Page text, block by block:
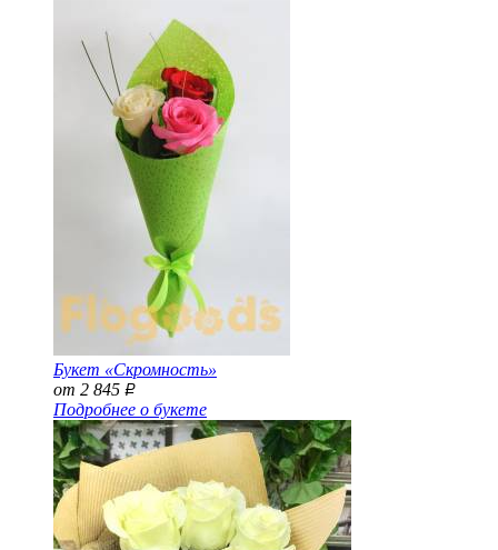
Букет «Скромность»
от 2 845 Р
Подробнее о букете